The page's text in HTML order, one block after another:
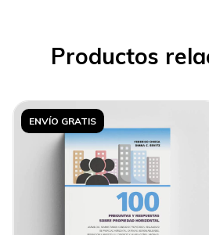
Productos
ENVÍO GRATIS